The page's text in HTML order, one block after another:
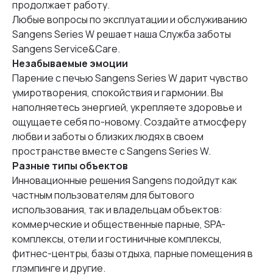
продолжает работу.
Любые вопросы по эксплуатации и обслуживанию
Sangens Series W решает наша Служба заботы
Sangens Service&Care.
Незабываемые эмоции
Парение с печью Sangens Series W дарит чувство
умиротворения, спокойствия и гармонии. Вы
наполняетесь энергией, укрепляете здоровье и
ощущаете себя по-новому. Создайте атмосферу
любви и заботы о близких людях в своем
пространстве вместе с Sangens Series W.
Разные типы объектов
Инновационные решения Sangens подойдут как
частным пользователям для бытового
использования, так и владельцам объектов:
коммерческие и общественные парные, SPA-
комплексы, отели и гостиничные комплексы,
фитнес-центры, базы отдыха, парные помещения в
глэмпинге и другие.